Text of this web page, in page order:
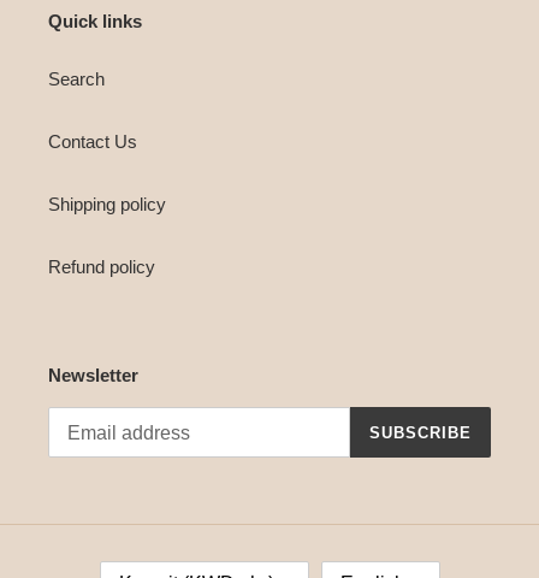
Quick links
Search
Contact Us
Shipping policy
Refund policy
Newsletter
SUBSCRIBE